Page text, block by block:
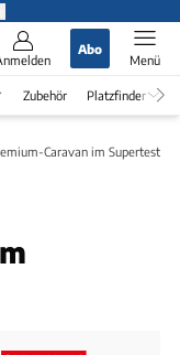
Abo
Menü
Zubehör Platzfinder
Caravan im Supertest